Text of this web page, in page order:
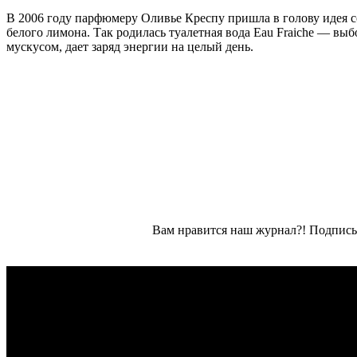
В 2006 году парфюмеру Оливье Креспу пришла в голову идея
белого лимона. Так родилась туалетная вода Eau Fraiche —
мускусом, дает заряд энергии на целый день.
Вам нравится наш журнал?!